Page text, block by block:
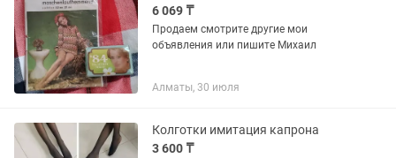
6 069 ₸
Продаем смотрите другие мои
объявления или пишите Михаил
Алматы, 30 июля
Колготки имитация капрона
3 600 ₸